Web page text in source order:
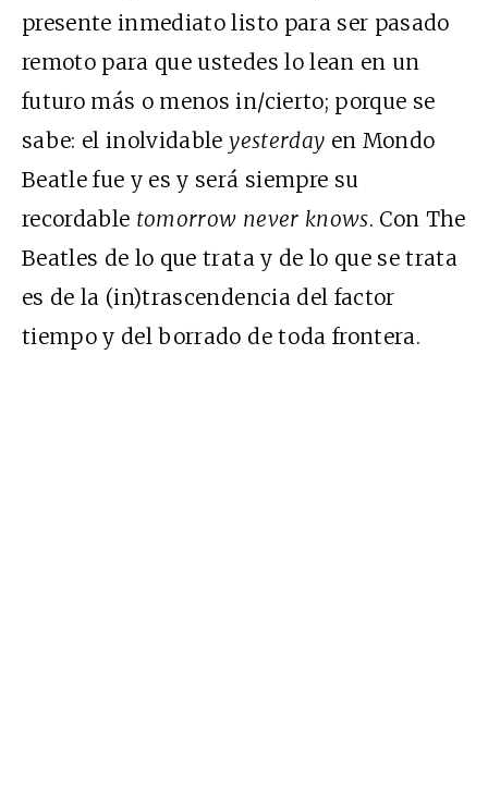
presente inmediato listo para ser pasado
remoto para que ustedes lo lean en un
futuro más o menos in/cierto; porque se
sabe: el inolvidableyesterday en Mondo
Beatle fue y es y será siempre su
recordable tomorrow never knows. Con The
Beatles de lo que trata y de lo que se trata
es de la (in)trascendencia del factor
tiempo y del borrado de toda frontera.